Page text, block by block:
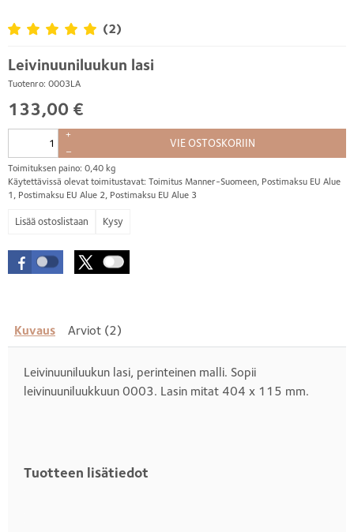
Leivinuuniluukun lasi
Tuotenro: 0003LA
(2)
133,00 €
Toimituksen paino: 0,40 kg
+
–
VIE OSTOSKORIIN
Käytettävissä olevat toimitustavat: Toimitus Manner-Suomeen, Postimaksu EU Alue
1, Postimaksu EU Alue 2, Postimaksu EU Alue 3
Kysy
Kuvaus Arviot (2)
Leivinuuniluukun lasi, perinteinen malli. Sopii
leivinuuniluukkuun 0003. Lasin mitat 404 x 115 mm.
Tuotteen lisätiedot